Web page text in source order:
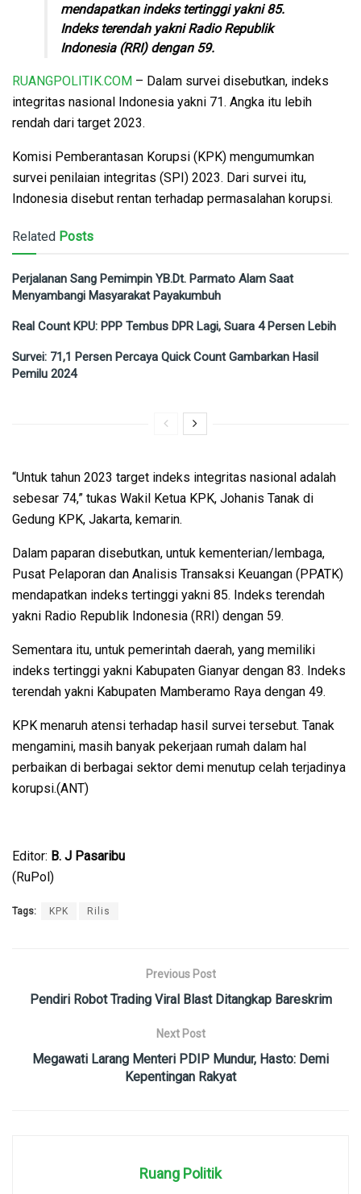
mendapatkan indeks tertinggi yakni 85.
Indeks terendah yakni Radio Republik
Indonesia (RRI) dengan 59.
RUANGPOLITIK.COM – Dalam survei disebutkan, indeks
integritas nasional Indonesia yakni 71. Angka itu lebih
rendah dari target 2023.
Komisi Pemberantasan Korupsi (KPK) mengumumkan
survei penilaian integritas (SPI) 2023. Dari survei itu,
Indonesia disebut rentan terhadap permasalahan korupsi.
Related Posts
Perjalanan Sang Pemimpin YB.Dt. Parmato Alam Saat
Menyambangi Masyarakat Payakumbuh
Real Count KPU: PPP Tembus DPR Lagi, Suara 4 Persen Lebih
Survei: 71,1 Persen Percaya Quick Count Gambarkan Hasil
Pemilu 2024
“Untuk tahun 2023 target indeks integritas nasional adalah
sebesar 74,” tukas Wakil Ketua KPK, Johanis Tanak di
Gedung KPK, Jakarta, kemarin.
Dalam paparan disebutkan, untuk kementerian/lembaga,
Pusat Pelaporan dan Analisis Transaksi Keuangan (PPATK)
mendapatkan indeks tertinggi yakni 85. Indeks terendah
yakni Radio Republik Indonesia (RRI) dengan 59.
Sementara itu, untuk pemerintah daerah, yang memiliki
indeks tertinggi yakni Kabupaten Gianyar dengan 83. Indeks
terendah yakni Kabupaten Mamberamo Raya dengan 49.
KPK menaruh atensi terhadap hasil survei tersebut. Tanak
mengamini, masih banyak pekerjaan rumah dalam hal
perbaikan di berbagai sektor demi menutup celah terjadinya
korupsi.(ANT)
Editor: B. J Pasaribu
(RuPol)
Tags: KPK Rilis
Previous Post
Pendiri Robot Trading Viral Blast Ditangkap Bareskrim
Next Post
Megawati Larang Menteri PDIP Mundur, Hasto: Demi
Kepentingan Rakyat
Ruang Politik